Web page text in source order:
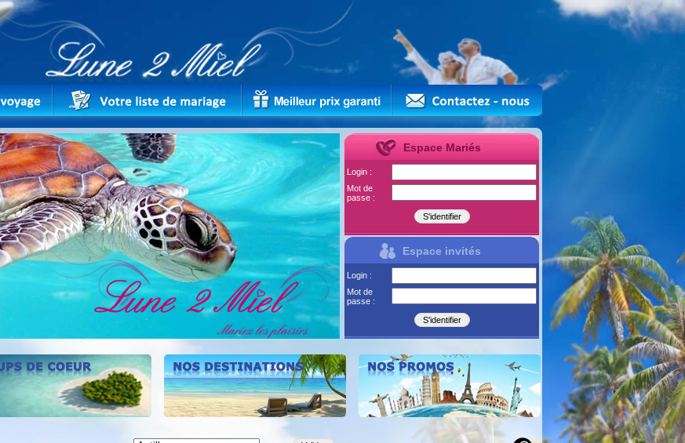
Espace Mariés
Login :
Mot de
passe :
Espace invités
Login :
Mot de
passe :